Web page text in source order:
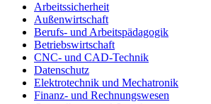
Arbeitssicherheit
Außenwirtschaft
Berufs- und Arbeitspädagogik
Betriebswirtschaft
CNC- und CAD-Technik
Datenschutz
Elektrotechnik und Mechatronik
Finanz- und Rechnungswesen